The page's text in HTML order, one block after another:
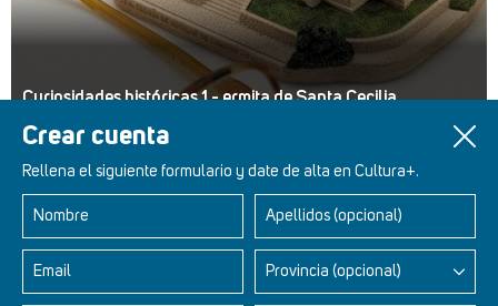
Crear cuenta
Rellena el siguiente formulario y date de alta en Cultura+.
Nombre Apellidos (opcional)
Email Provincia (opcional)
Curiosidades históricas 1 - ermita de Santa Cecilia
Retablos Renacentistas Este de León